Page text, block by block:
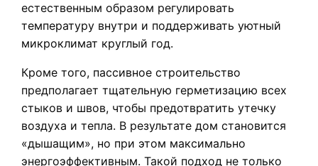
естественным образом регулировать
температуру внутри и поддерживать уютный
микроклимат круглый год.
Кроме того, пассивное строительство
предполагает тщательную герметизацию всех
стыков и швов, чтобы предотвратить утечку
воздуха и тепла. В результате дом становится
«дышащим», но при этом максимально
энергоэффективным. Такой подход не только